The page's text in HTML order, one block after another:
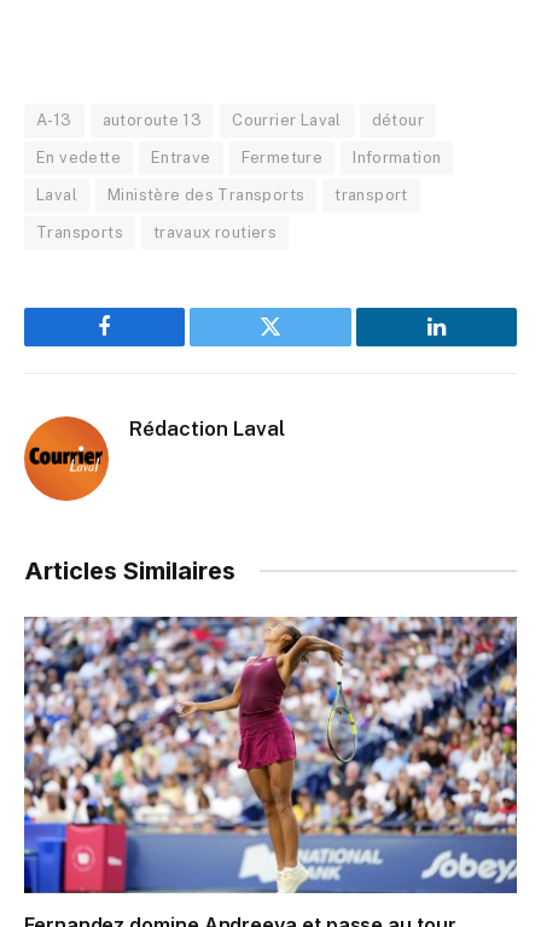
A-13 autoroute 13 Courrier Laval détour
En vedette Entrave Fermeture Information
Laval Ministère des Transports transport
Transports travaux routiers
Facebook Twitter LinkedIn
Rédaction Laval
Articles Similaires